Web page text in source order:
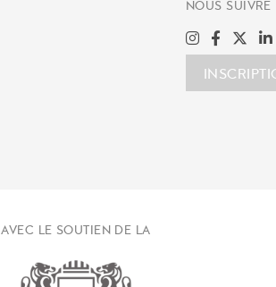
NOUS SUIVRE
AVEC LE SOUTIEN DE LA